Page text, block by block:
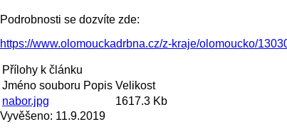
Podrobnosti se dozvíte zde:
https://www.olomouckadrbna.cz/z-kraje/olomoucko/
Přílohy k článku
Jméno souboru Popis Velikost
nabor.jpg
1617.3 Kb
Vyvěšeno: 11.9.2019